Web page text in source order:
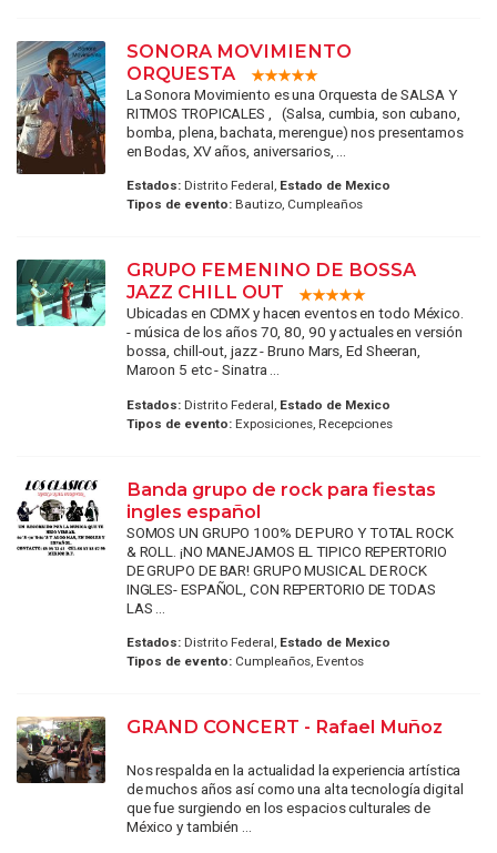
SONORA MOVIMIENTO
ORQUESTA
La Sonora Movimiento es una Orquesta de SALSA Y
RITMOS TROPICALES , (Salsa, cumbia, son cubano,
bomba, plena, bachata, merengue) nos presentamos
en Bodas, XV años, aniversarios, ...
Estados:Distrito Federal, Estado de Mexico
Tipos de evento:Bautizo, Cumpleaños
GRUPO FEMENINO DE BOSSA
JAZZ CHILL OUT
Ubicadas en CDMX y hacen eventos en todo México.
- música de los años 70, 80, 90 y actuales en versión
bossa, chill-out, jazz - Bruno Mars, Ed Sheeran,
Maroon 5 etc - Sinatra ...
Estados:Distrito Federal, Estado de Mexico
Tipos de evento:Exposiciones, Recepciones
Banda grupo de rock para fiestas
ingles español
SOMOS UN GRUPO 100% DE PURO Y TOTAL ROCK
& ROLL. ¡NO MANEJAMOS EL TIPICO REPERTORIO
DE GRUPO DE BAR! GRUPO MUSICAL DE ROCK
INGLES- ESPAÑOL, CON REPERTORIO DE TODAS
LAS ...
Estados:Distrito Federal, Estado de Mexico
Tipos de evento:Cumpleaños, Eventos
GRAND CONCERT - Rafael Muñoz
Nos respalda en la actualidad la experiencia artística
de muchos años así como una alta tecnología digital
que fue surgiendo en los espacios culturales de
México y también ...